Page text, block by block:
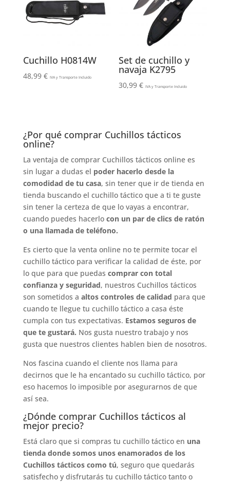
Cuchillo H0814W
48,99 € IVA y Transporte Incluido
Set de cuchillo y
navaja K2795
30,99€ IVA y Transporte Incluido
¿Por qué comprar Cuchillos tácticos
online?
La ventaja de comprar Cuchillos tácticos online es
sin lugar a dudas el poder hacerlo desde la
comodidad de tu casa, sin tener que ir de tienda en
tienda buscando el cuchillo táctico que a ti te guste
sin tener la certeza de que lo vayas a encontrar,
cuando puedes hacerlo con un par de clics de ratón
o una llamada de teléfono.
Es cierto que la venta online no te permite tocar el
cuchillo táctico para verificar la calidad de éste, por
lo que para que puedas comprar con total
confianza y seguridad, nuestros Cuchillos tácticos
son sometidos a altos controles de calidad para que
cuando te llegue tu cuchillo táctico a casa éste
cumpla con tus expectativas. Estamos seguros de
que te gustará. Nos gusta nuestro trabajo y nos
gusta que nuestros clientes hablen bien de nosotros.
Nos fascina cuando el cliente nos llama para
decirnos que le ha encantado su cuchillo táctico, por
eso hacemos lo imposible por asegurarnos de que
así sea.
¿Dónde comprar Cuchillos tácticos al
mejor precio?
Está claro que si compras tu cuchillo táctico en una
tienda donde somos unos enamorados de los
Cuchillos tácticos como tú, seguro que quedarás
satisfecho y disfrutarás tu cuchillo táctico tanto o